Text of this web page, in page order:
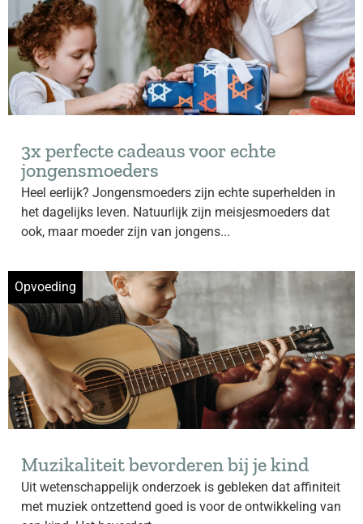
3x perfecte cadeaus voor echte
jongensmoeders
Heel eerlijk? Jongensmoeders zijn echte superhelden in
het dagelijks leven. Natuurlijk zijn meisjesmoeders dat
ook, maar moeder zijn van jongens...
Opvoeding
Muzikaliteit bevorderen bij je kind
Uit wetenschappelijk onderzoek is gebleken dat affiniteit
met muziek ontzettend goed is voor de ontwikkeling van